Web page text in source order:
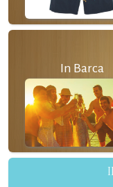
In Barca